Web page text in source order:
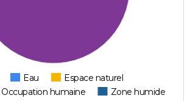
Eau
Espace naturel
Occupation humaine Zone humide